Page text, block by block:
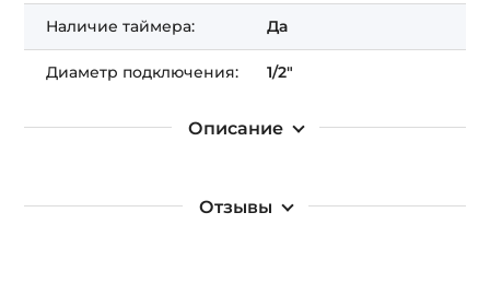
Описание
Наличие таймера: Да
Диаметр подключения: 1/2"
Отзывы